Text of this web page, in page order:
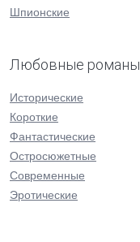
Шпионские
Любовные романы
Исторические
Короткие
Фантастические
Остросюжетные
Современные
Эротические